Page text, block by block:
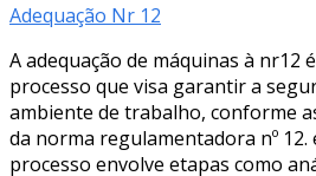
Adequação Nr 12
A adequação de máquinas à nr12
processo que visa garantir a
ambiente de trabalho, conforme
da norma regulamentadora nº 12.
processo envolve etapas como